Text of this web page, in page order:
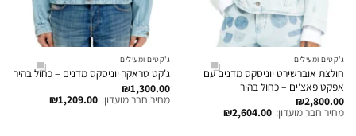
ג'קטים ומעילים
חולצת אוברשירט יוניסקס מדנים עם
אפקט פאצ'ים – כחול בהיר
₪2,800.00
מחיר חבר מועדון: ₪2,604.00
ג'קטים ומעילים
ג'קט טראקר יוניסקס מדנים – כחול בהיר
₪1,300.00
מחיר חבר מועדון: ₪1,209.00